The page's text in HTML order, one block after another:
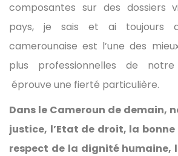
composantes sur des dossiers
pays, je sais et ai toujours
camerounaise est l’une des
plus professionnelles de
éprouve une fierté particulière.
Dans le Cameroun de demain,
justice, l’Etat de droit, la
respect de la dignité humaine,